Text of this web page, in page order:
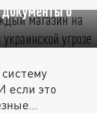
о
если это